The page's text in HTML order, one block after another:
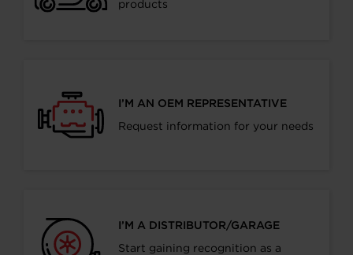
products
I’M AN OEM REPRESENTATIVE
Request information for your needs
I’M A DISTRIBUTOR/GARAGE
Start gaining recognition as a